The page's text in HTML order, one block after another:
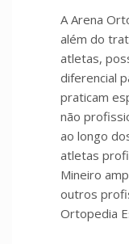
A Arena
além do
atletas,
diferencial
praticam
não
ao longo
atletas
Mineiro
outros
Ortopedia